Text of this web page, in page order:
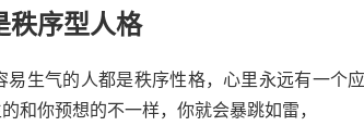
秩序型人格
易生气的人都是秩序性格，心里永远有一个
和你预想的不一样，你就会暴跳如雷，